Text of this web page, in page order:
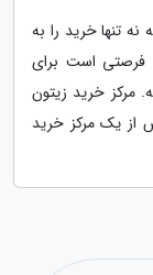
تنها خرید را به
فرصتی است برای
مرکز خرید زیتون
از یک مرکز خرید